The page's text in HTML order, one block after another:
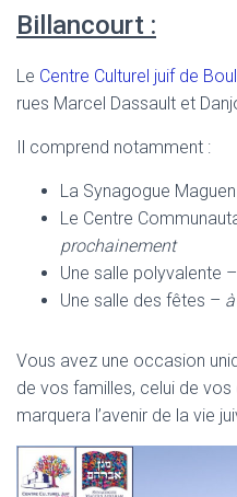
Billancourt :
Le Centre Culturel juif de
rues Marcel Dassault et
Il comprend notamment :
La Synagogue
Le Centre
prochainement
Une salle polyvalente –
Une salle des fêtes –
Vous avez une occasion
de vos familles, celui de
marquera l’avenir de la vie